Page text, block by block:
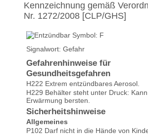
Kennzeichnung gemäß
Nr. 1272/2008 [CLP/GHS]
Signalwort: Gefahr
Gefahrenhinweise für
Gesundheitsgefahren
H222 Extrem entzündbares Aerosol.
H229 Behälter steht unter Druck:
Erwärmung bersten.
Sicherheitshinweise
Allgemeines
P102 Darf nicht in die Hände von